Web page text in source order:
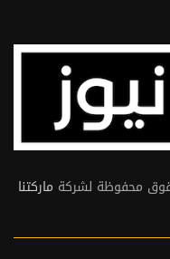
ماركتنا